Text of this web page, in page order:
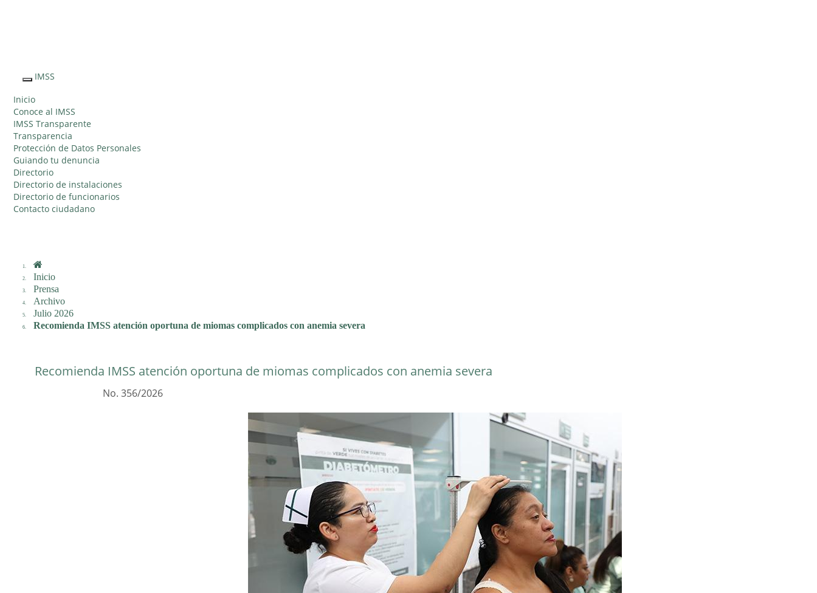
Interruptor
Navegación
IMSS
Inicio
Conoce al IMSS
IMSS Transparente
Transparencia
Protección de Datos Personales
Guiando tu denuncia
Directorio
Directorio de instalaciones
Directorio de funcionarios
Contacto ciudadano
Inicio
Prensa
Archivo
Julio 2026
Recomienda IMSS atención oportuna de miomas complicados con anemia severa
Recomienda IMSS atención oportuna de miomas complicados con anemia severa
No. 356/2026